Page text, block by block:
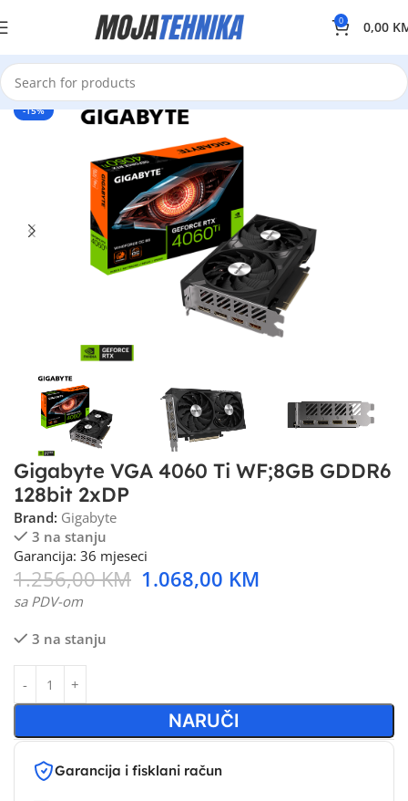
0 0,00
-15%
Gigabyte VGA 4060 Ti WF;8GB GDDR6
128bit 2xDP
Brand: Gigabyte
3 na stanju
Garancija: 36 mjeseci
1.256,00KM 1.068,00 KM
sa PDV-om
3 na stanju
NARUČI
Garancija i fisklani račun